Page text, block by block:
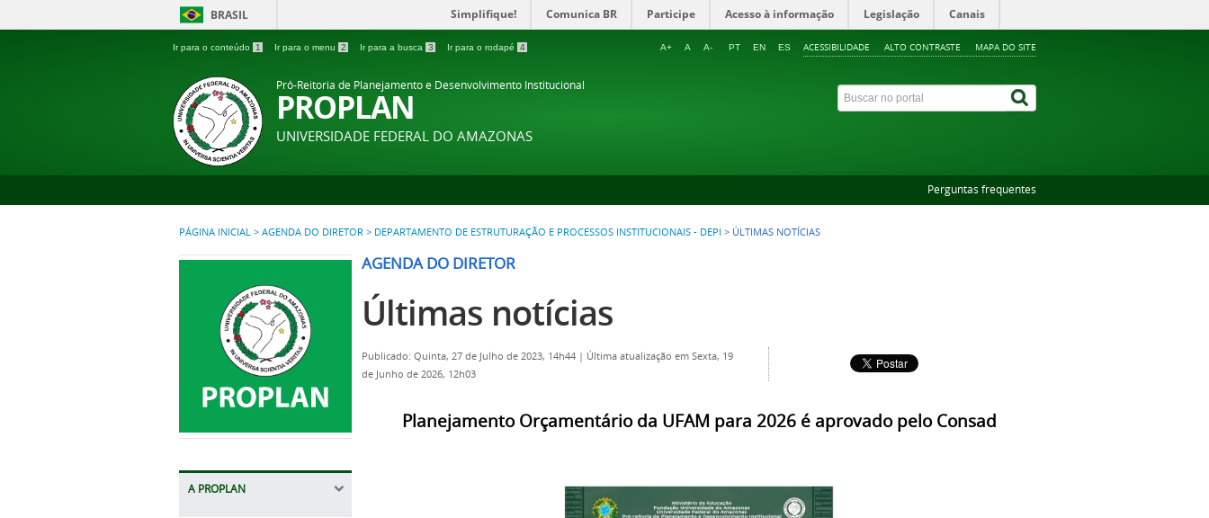
BRASIL Simplifique! Comunica BR Participe Acesso à informação Legislação Canais
Ir para o conteúdo 1 Ir para o menu 2 Ir para a busca 3 Ir para o rodapé 4 ACESSIBILIDADE ALTO CONTRASTE MAPA DO SITE
A+ A A- PT EN ES
Pró-Reitoria de Planejamento e Desenvolvimento Institucional
PROPLAN
UNIVERSIDADE FEDERAL DO AMAZONAS
Perguntas frequentes
PÁGINA INICIAL > AGENDA DO DIRETOR > DEPARTAMENTO DE ESTRUTURAÇÃO E PROCESSOS INSTITUCIONAIS - DEPI > ÚLTIMAS NOTÍCIAS
A PROPLAN
AGENDA DO DIRETOR
Últimas notícias
Publicado: Quinta, 27 de Julho de 2023, 14h44 | Última atualização em Sexta, 19
de Junho de 2026, 12h03
Planejamento Orçamentário da UFAM para 2026 é aprovado pelo Consad